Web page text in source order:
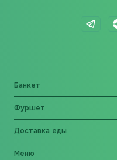
Банкет
Фуршет
Доставка еды
Меню